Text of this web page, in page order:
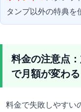
タンプ以外の特典を
料金の注意点
で月額が変わる
料金で失敗しやすい